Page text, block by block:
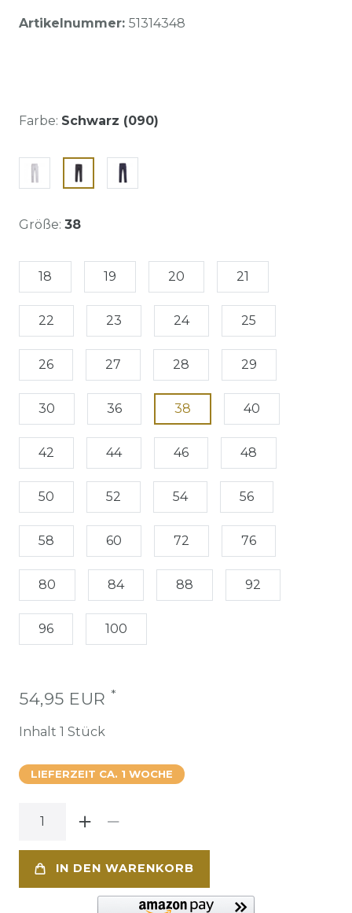
Artikelnummer: 51314348
Farbe: Schwarz (090)
Größe: 38
18 19 20 21
22 23 24 25
26 27 28 29
30 36 38 40
42 44 46 48
50 52 54 56
58 60 72 76
80 84 88 92
96 100
54,95 EUR *
Inhalt 1 Stück
LIEFERZEIT CA. 1 WOCHE
IN DEN WARENKORB